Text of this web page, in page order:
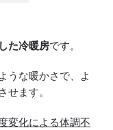
た冷暖房です。
うな暖かさで、よ
ます。
変化による体調不